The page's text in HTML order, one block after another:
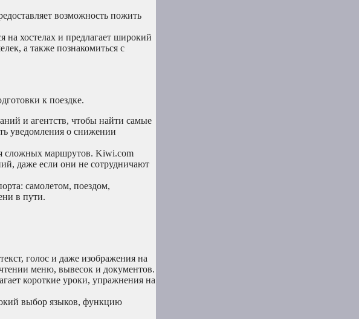
возможность пожить
хостелах и предлагает широкий
а также познакомиться с
к поездке.
и агентств, чтобы найти самые
уведомления о снижении
сложных маршрутов. Kiwi.com
даже если они не сотрудничают
самолетом, поездом,
в пути.
голос и даже изображения на
меню, вывесок и документов.
короткие уроки, упражнения на
выбор языков, функцию